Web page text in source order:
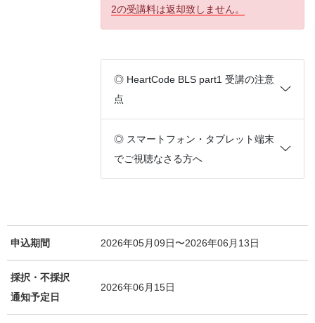
2の受講料は返却致しません。
◎ HeartCode BLS part1 受講の注意
点
◎ スマートフォン・タブレット端末
でご視聴なさる方へ
申込期間 2026年05月09日〜2026年06月13日
採択・不採択
通知予定日
2026年06月15日